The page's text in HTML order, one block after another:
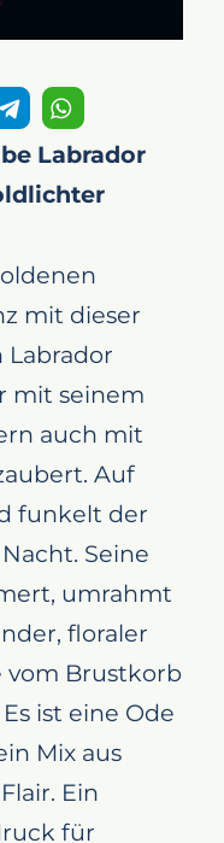
Labrador
mit dieser
Labrador
mit seinem
auch mit
Auf
funkelt der
Seine
umrahmt
floraler
vom Brustkorb
ist eine Ode
Mix aus
Ein
für